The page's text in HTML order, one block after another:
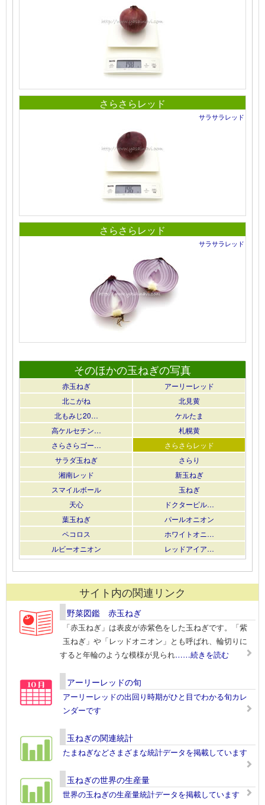
さらさらレッド
サラサラレッド
さらさらレッド
サラサラレッド
そのほかの玉ねぎの写真
赤玉ねぎ
アーリーレッド
北こがね
北見黄
北もみじ20…
ケルたま
高ケルセチン…
札幌黄
さらさらゴー…
さらさらレッド
サラダ玉ねぎ
さらり
湘南レッド
新玉ねぎ
スマイルボール
玉ねぎ
天心
ドクターピル…
葉玉ねぎ
パールオニオン
ペコロス
ホワイトオニ…
ルビーオニオン
レッドアイア…
サイト内の関連リンク
野菜図鑑 赤玉ねぎ
「赤玉ねぎ」は表皮が赤紫色をした玉ねぎです。「紫
玉ねぎ」や「レッドオニオン」とも呼ばれ、輪切りに
すると年輪のような模様が見られ……続きを読む
アーリーレッドの旬
アーリーレッドの出回り時期がひと目でわかる旬カレ
ンダーです
玉ねぎの関連統計
たまねぎなどさまざまな統計データを掲載しています
玉ねぎの世界の生産量
世界の玉ねぎの生産量統計データを掲載しています